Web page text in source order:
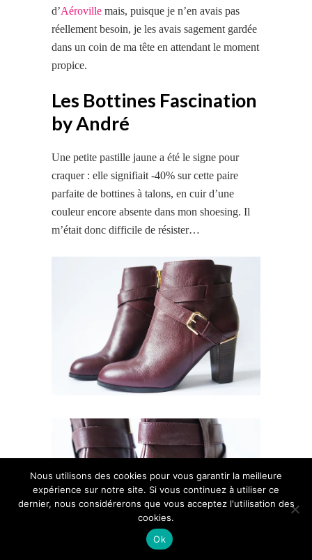
d’Aéroville mais, puisque je n’en avais pas
réellement besoin, je les avais sagement gardée
dans un coin de ma tête en attendant le moment
propice.
Les Bottines Fascination
by André
Une petite pastille jaune a été le signe pour
craquer : elle signifiait -40% sur cette paire
parfaite de bottines à talons, en cuir d’une
couleur encore absente dans mon shoesing. Il
m’était donc difficile de résister…
Nous utilisons des cookies pour vous garantir la meilleure
expérience sur notre site. Si vous continuez à utiliser ce
dernier, nous considérerons que vous acceptez l'utilisation des
cookies.
Ok